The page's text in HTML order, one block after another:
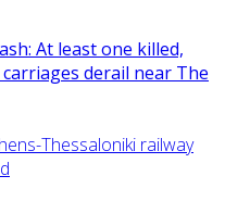
At least one killed,
derail near The